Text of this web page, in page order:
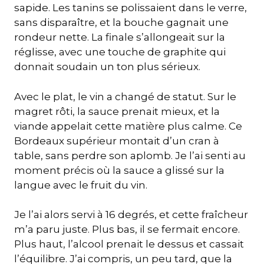
sapide. Les tanins se polissaient dans le verre,
sans disparaître, et la bouche gagnait une
rondeur nette. La finale s’allongeait sur la
réglisse, avec une touche de graphite qui
donnait soudain un ton plus sérieux.
Avec le plat, le vin a changé de statut. Sur le
magret rôti, la sauce prenait mieux, et la
viande appelait cette matière plus calme. Ce
Bordeaux supérieur montait d’un cran à
table, sans perdre son aplomb. Je l’ai senti au
moment précis où la sauce a glissé sur la
langue avec le fruit du vin.
Je l’ai alors servi à 16 degrés, et cette fraîcheur
m’a paru juste. Plus bas, il se fermait encore.
Plus haut, l’alcool prenait le dessus et cassait
l’équilibre. J’ai compris, un peu tard, que la